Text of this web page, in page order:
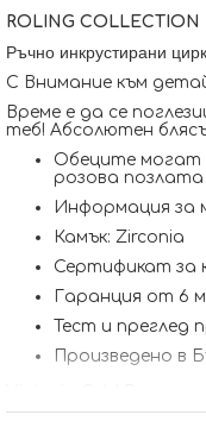
ROLING COLLECTION
Ръчно инкрустирани
С Внимание към
Време е да се
теб! Абсолютен
Обеците могат
розова позлата
Информация за
Камък: Zirconia
Сертификат за
Гаранция от 6
Тест и преглед
Произведено в
Victoria Gold Всичко